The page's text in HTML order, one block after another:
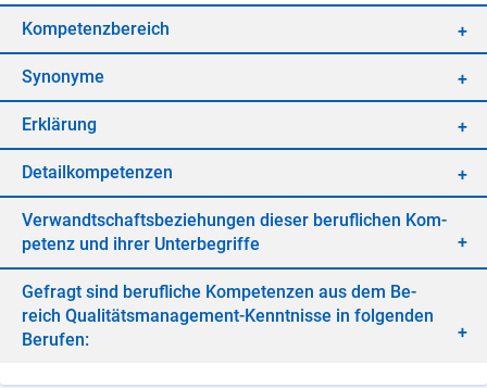
Kom­pe­tenz­be­reich
Syn­ony­me
Er­klä­rung
De­tail­kom­pe­ten­zen
Ver­wandt­schafts­be­zie­hun­gen die­ser be­ruf­li­chen Kom­
pe­tenz und ih­rer Un­ter­be­grif­fe
Ge­fragt sind be­ruf­li­che Kom­pe­ten­zen aus dem Be­
reich Qua­li­täts­ma­nage­ment-Kennt­nis­se in fol­gen­den
Be­ru­fen: